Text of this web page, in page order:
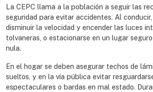
La CEPC llama a la población a seguir las
seguridad para evitar accidentes. Al
disminuir la velocidad y encender las luces
tolvaneras, o estacionarse en un lugar
nula.
En el hogar se deben asegurar techos de
sueltos, y en la vía pública evitar
espectaculares o bardas en mal estado.